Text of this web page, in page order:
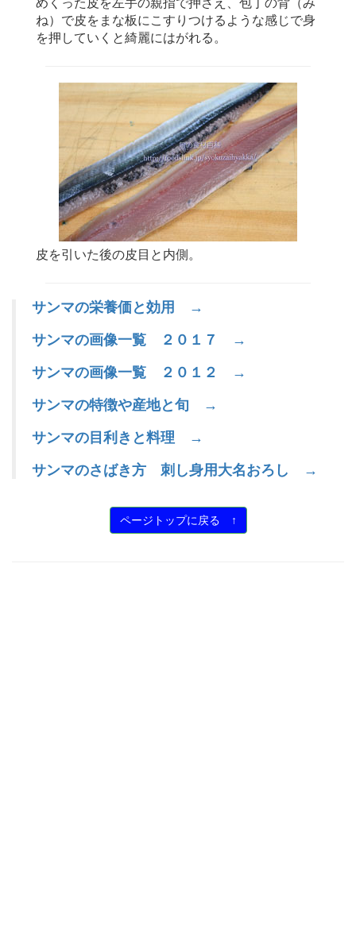
ね）で皮をまな板にこすりつけるような感じで身
を押していくと綺麗にはがれる。
皮を引いた後の皮目と内側。
サンマの栄養価と効用 →
サンマの画像一覧 ２０１７ →
サンマの画像一覧 ２０１２ →
サンマの特徴や産地と旬 →
サンマの目利きと料理 →
サンマのさばき方 刺し身用大名おろし →
ページトップに戻る ↑